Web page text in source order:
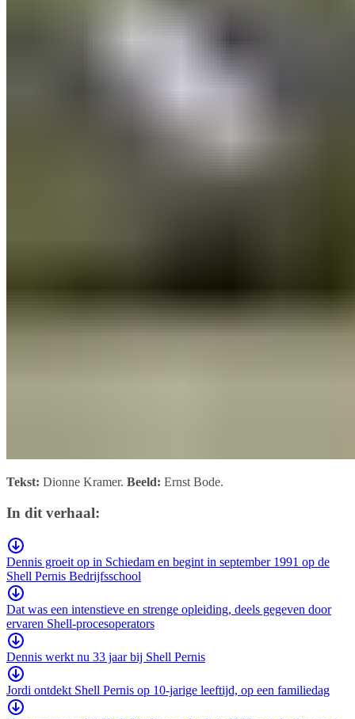
Tekst: Dionne Kramer. Beeld: Ernst Bode.
In dit verhaal:
Dennis groeit op in Schiedam en begint in september 1991 op de
Shell Pernis Bedrijfsschool
Dat was een intenstieve en strenge opleiding, deels gegeven door
ervaren Shell-procesoperators
Dennis werkt nu 33 jaar bij Shell Pernis
Jordi ontdekt Shell Pernis op 10-jarige leeftijd, op een familiedag